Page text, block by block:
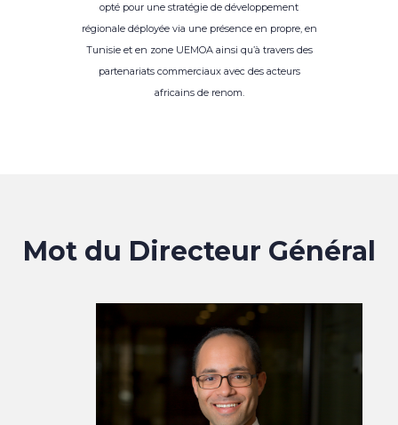
opté pour une stratégie de développement
régionale déployée via une présence en propre, en
Tunisie et en zone UEMOA ainsi qu’à travers des
partenariats commerciaux avec des acteurs
africains de renom.
Mot du Directeur Général